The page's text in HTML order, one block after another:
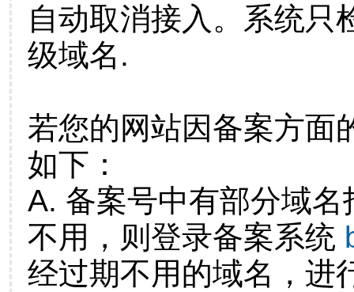
自动取消接入。系统只
级域名.
若您的网站因备案方面
如下：
A. 备案号中有部分域
不用，则登录备案系统
经过期不用的域名，进